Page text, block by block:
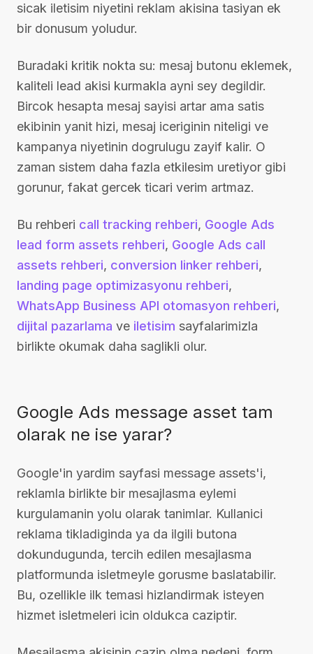
sicak iletisim niyetini reklam akisina tasiyan ek
bir donusum yoludur.
Buradaki kritik nokta su: mesaj butonu eklemek,
kaliteli lead akisi kurmakla ayni sey degildir.
Bircok hesapta mesaj sayisi artar ama satis
ekibinin yanit hizi, mesaj iceriginin niteligi ve
kampanya niyetinin dogrulugu zayif kalir. O
zaman sistem daha fazla etkilesim uretiyor gibi
gorunur, fakat gercek ticari verim artmaz.
Bu rehberi call tracking rehberi, Google Ads
lead form assets rehberi, Google Ads call
assets rehberi, conversion linker rehberi,
landing page optimizasyonu rehberi,
WhatsApp Business API otomasyon rehberi,
dijital pazarlama ve iletisim sayfalarimizla
birlikte okumak daha saglikli olur.
Google Ads message asset tam
olarak ne ise yarar?
Google'in yardim sayfasi message assets'i,
reklamla birlikte bir mesajlasma eylemi
kurgulamanin yolu olarak tanimlar. Kullanici
reklama tikladiginda ya da ilgili butona
dokundugunda, tercih edilen mesajlasma
platformunda isletmeyle gorusme baslatabilir.
Bu, ozellikle ilk temasi hizlandirmak isteyen
hizmet isletmeleri icin oldukca caziptir.